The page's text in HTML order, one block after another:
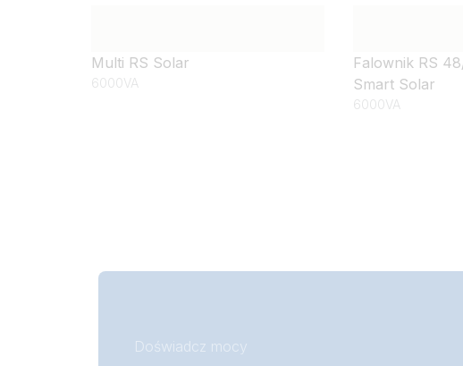
Multi RS Solar
6000VA
Falownik RS
Smart Solar
6000VA
Doświadcz mocy